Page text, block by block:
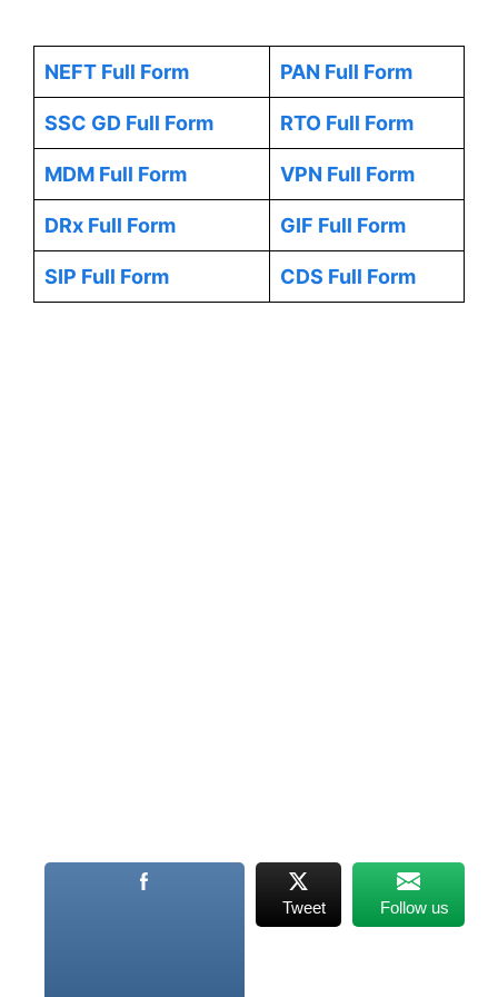
NEFT Full Form PAN Full Form
SSC GD Full Form RTO Full Form
MDM Full Form VPN Full Form
DRx Full Form GIF Full Form
SIP Full Form CDS Full Form
Tweet Follow us